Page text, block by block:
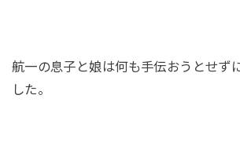
航一の息子と娘は何も手伝おうとせず
した。